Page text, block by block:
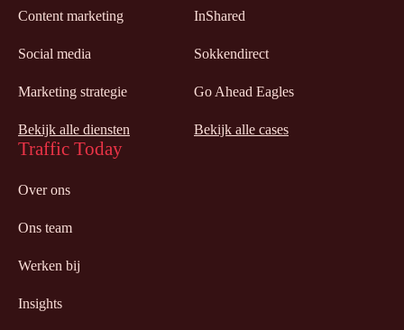
Content marketing
Social media
Marketing strategie
Bekijk alle diensten
InShared
Sokkendirect
Go Ahead Eagles
Bekijk alle cases
Traffic Today
Over ons
Ons team
Werken bij
Insights